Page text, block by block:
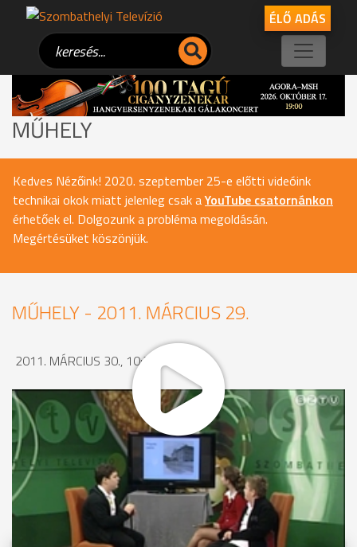
ÉLŐ ADÁS
MŰHELY
Kedves Nézőink! 2020. szeptember 25-e előtti videóink
technikai okok miatt jelenleg csak aYouTube csatornánkon
érhetőek el. Dolgozunk a probléma megoldásán.
Megértésüket köszönjük.
MŰHELY - 2011. MÁRCIUS 29.
2011. MÁRCIUS 30., 10:26
MEGOSZTÁS